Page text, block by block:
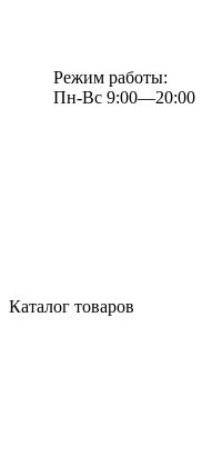
Режим работы:
Пн-Вс 9:00—20:00
Каталог товаров